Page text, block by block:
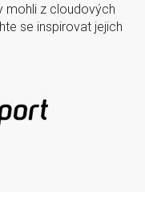
mohli z cloudových
se inspirovat jejich